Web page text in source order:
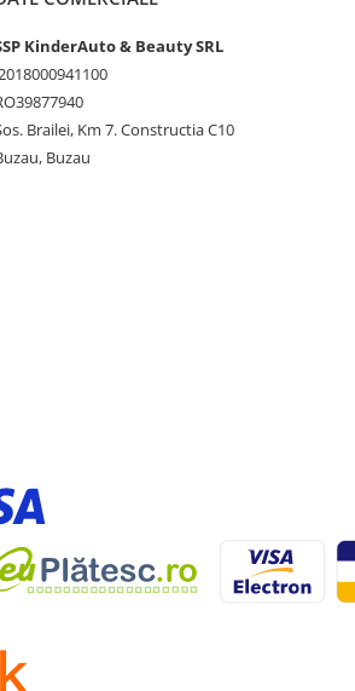
KinderAuto & Beauty SRL
Brailei, Km 7. Constructia C10
Buzau